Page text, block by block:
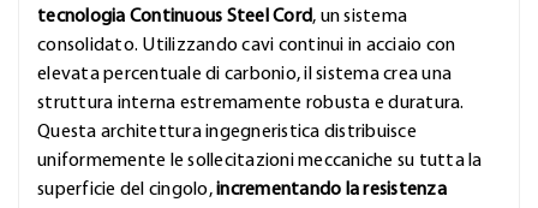
tecnologia Continuous Steel Cord, un sistema
consolidato. Utilizzando cavi continui in acciaio con
elevata percentuale di carbonio, il sistema crea una
struttura interna estremamente robusta e duratura.
Questa architettura ingegneristica distribuisce
uniformemente le sollecitazioni meccaniche su tutta la
superficie del cingolo,incrementando la resistenza